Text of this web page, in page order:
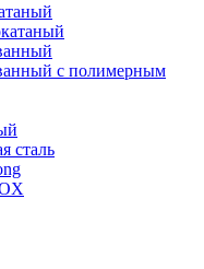
с полимерным
сталь